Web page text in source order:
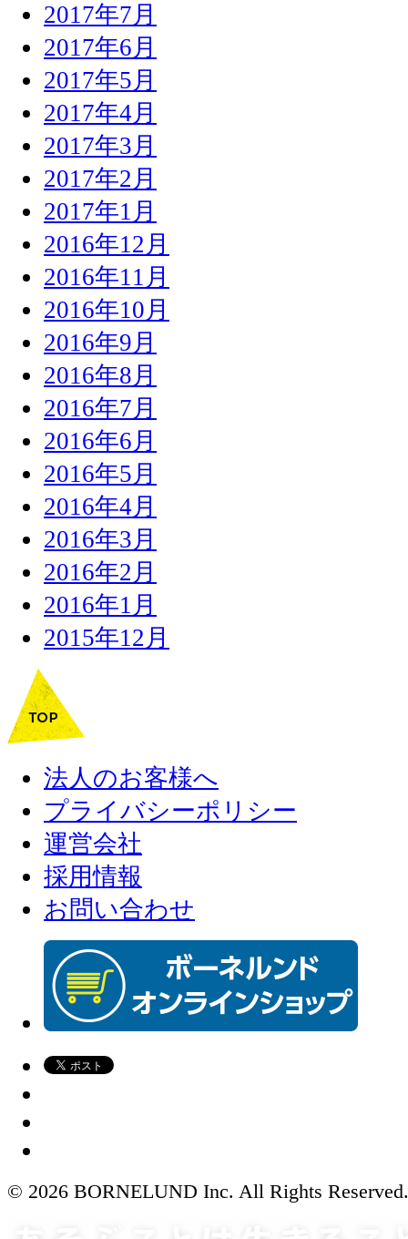
2017年7月
2017年6月
2017年5月
2017年4月
2017年3月
2017年2月
2017年1月
2016年12月
2016年11月
2016年10月
2016年9月
2016年8月
2016年7月
2016年6月
2016年5月
2016年4月
2016年3月
2016年2月
2016年1月
2015年12月
法人のお客様へ
プライバシーポリシー
運営会社
採用情報
お問い合わせ
© 2026 BORNELUND Inc. All Rights Reserved.